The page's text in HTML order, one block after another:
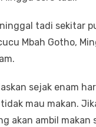
tadi sekitar
Mbah Gotho,
sejak enam
mau makan.
akan ambil makan